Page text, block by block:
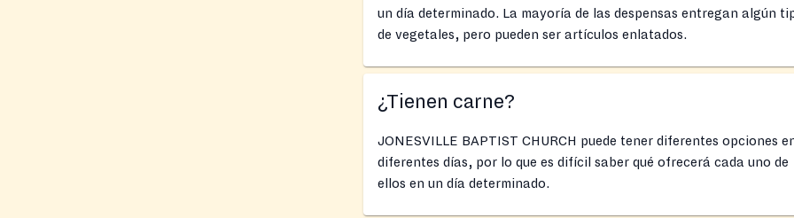
un día determinado. La mayoría de las despensas entregan algún
de vegetales, pero pueden ser artículos enlatados.
¿Tienen carne?
JONESVILLE BAPTIST CHURCH puede tener diferentes opciones
diferentes días, por lo que es difícil saber qué ofrecerá cada uno de
ellos en un día determinado.